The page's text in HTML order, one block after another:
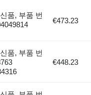
품, 부품 번
€473.23
품, 부품 번
€448.23